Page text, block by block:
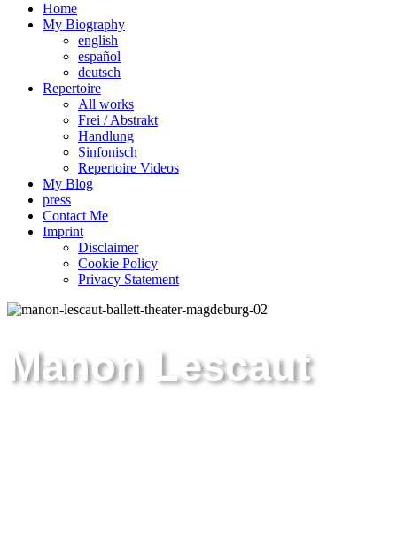
Home
My Biography
english
español
deutsch
Repertoire
All works
Frei / Abstrakt
Handlung
Sinfonisch
Repertoire Videos
My Blog
press
Contact Me
Imprint
Disclaimer
Cookie Policy
Privacy Statement
Manon Lescaut